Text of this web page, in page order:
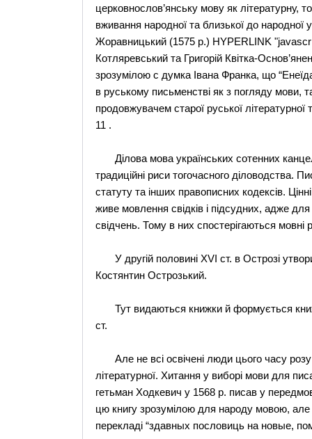
церковнослов’янську мову як літературну,
вживання народної та близької до народної
Жоравницький (1575 p.) HYPERLINK
Котляревський та Григорій Квітка-
зрозумілою с думка Івана Франка, що
в руському письменстві як з погляду мови,
продовжувачем старої руської
11 .
Ділова мова українських сотенних
традиційні риси тогочасного діловодства.
статуту та інших правописних кодексів.
живе мовлення свідків і підсудних, адже
свідчень. Тому в них спостерігаються мовні
У другій половині ХVІ ст. в Острозі
Костянтин Острозький.
Тут видаються книжки й формується
ст.
Але не всі освічені люди цього часу
літературної. Хитання у виборі мови для
гетьман Ходкевич у 1568 р. писав у
цю книгу зрозумілою для народу мовою,
перекладі “здавных пословиць на новые,